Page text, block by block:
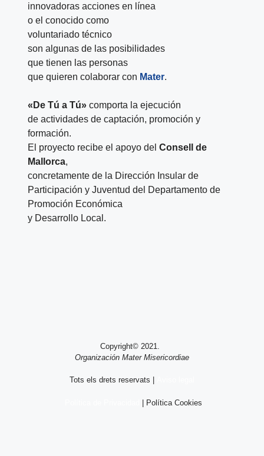
innovadoras acciones en línea
o el conocido como
voluntariado técnico
son algunas de las posibilidades
que tienen las personas
que quieren colaborar con Mater.
«De Tú a Tú» comporta la ejecución
de actividades de captación, promoción y
formación.
El proyecto recibe el apoyo del Consell de
Mallorca,
concretamente de la Dirección Insular de
Participación y Juventud del Departamento de
Promoción Económica
y Desarrollo Local.
Copyright© 2021.
Organización Mater Misericordiae
Tots els drets reservats |
| Política Cookies